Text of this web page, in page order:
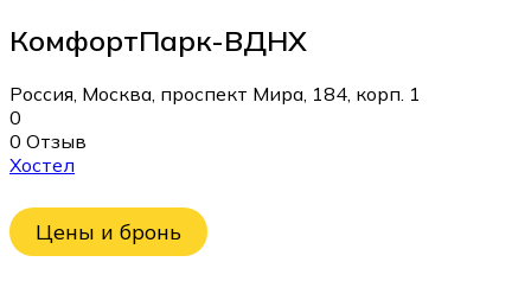
КомфортПарк-ВДНХ
Россия, Москва, проспект Мира, 184, корп. 1
0
0 Отзыв
Хостел
Цены и бронь